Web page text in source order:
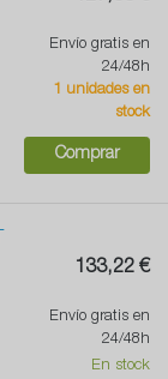
Envío gratis en
24/48h
1 unidades en
stock
Comprar
133,22 €
Envío gratis en
24/48h
En stock